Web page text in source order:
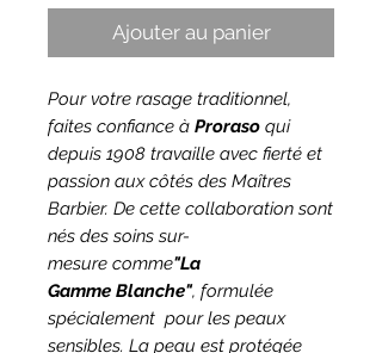
Ajouter au panier
Pour votre rasage traditionnel,
faites confiance à Proraso qui
depuis 1908 travaille avec fierté et
passion aux côtés des Maîtres
Barbier. De cette collaboration sont
nés des soins sur-
mesure comme"La
Gamme Blanche", formulée
spécialement pour les peaux
sensibles. La peau est protégée